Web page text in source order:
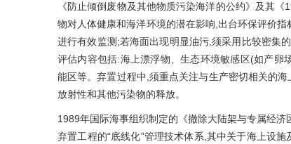
《防止倾倒废物及其他物质污染海洋的公约》及其
物对人体健康和海洋环境的潜在影响,出台环保评价指
进行有效监测;若海面出现明显油污,须采用比较密集
评估内容包括:海上漂浮物、生态环境敏感区(如产卵
能区等。弃置过程中,须重点关注与生产密切相关的
放射性和其他污染物的释放。
1989年国际海事组织制定的《撤除大陆架与专属经
弃置工程的“底线化”管理技术体系,其中关于海上设施